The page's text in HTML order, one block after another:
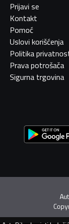
Prijavi se
Kontakt
Pomoć
Uslovi korišćenja
Politika
Prava potrošača
Sigurna trgovina